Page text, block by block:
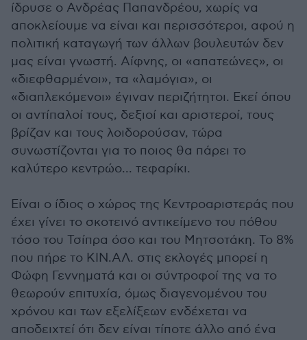
ίδρυσε ο Ανδρέας Παπανδρέου, χωρίς να
αποκλείουμε να είναι και περισσότεροι, αφού η
πολιτική καταγωγή των άλλων βουλευτών δεν
μας είναι γνωστή. Αίφνης, οι «απατεώνες», οι
«διεφθαρμένοι», τα «λαμόγια», οι
«διαπλεκόμενοι» έγιναν περιζήτητοι. Εκεί όπου
οι αντίπαλοί τους, δεξιοί και αριστεροί, τους
βρίζαν και τους λοιδορούσαν, τώρα
συνωστίζονται για το ποιος θα πάρει το
καλύτερο κεντρώο... τεφαρίκι.
Είναι ο ίδιος ο χώρος της Κεντροαριστεράς που
έχει γίνει το σκοτεινό αντικείμενο του πόθου
τόσο του Τσίπρα όσο και του Μητσοτάκη. Το 8%
που πήρε το ΚΙΝ.ΑΛ. στις εκλογές μπορεί η
Φώφη Γεννηματά και οι σύντροφοί της να το
θεωρούν επιτυχία, όμως διαγενομένου του
χρόνου και των εξελίξεων ενδέχεται να
αποδειχτεί ότι δεν είναι τίποτε άλλο από ένα